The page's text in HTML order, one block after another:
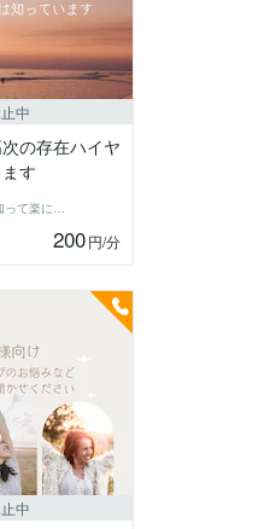
中
の存在ハイヤ
す
ナオミep2自分を知って楽に生きる
200円/分
中